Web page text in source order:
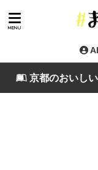
京都のおいし